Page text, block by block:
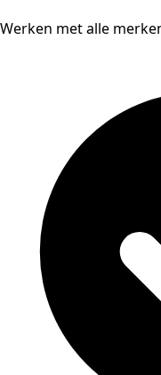
Werken met alle